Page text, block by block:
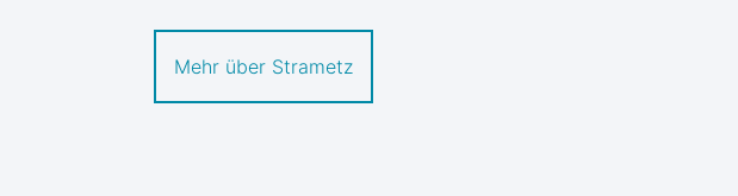
Mehr über Strametz